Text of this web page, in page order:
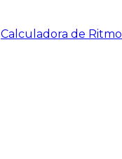
Calculadora de Ritmo